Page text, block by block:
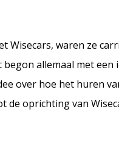
Wisecars, waren ze
allemaal met een
over hoe het huren
de oprichting van